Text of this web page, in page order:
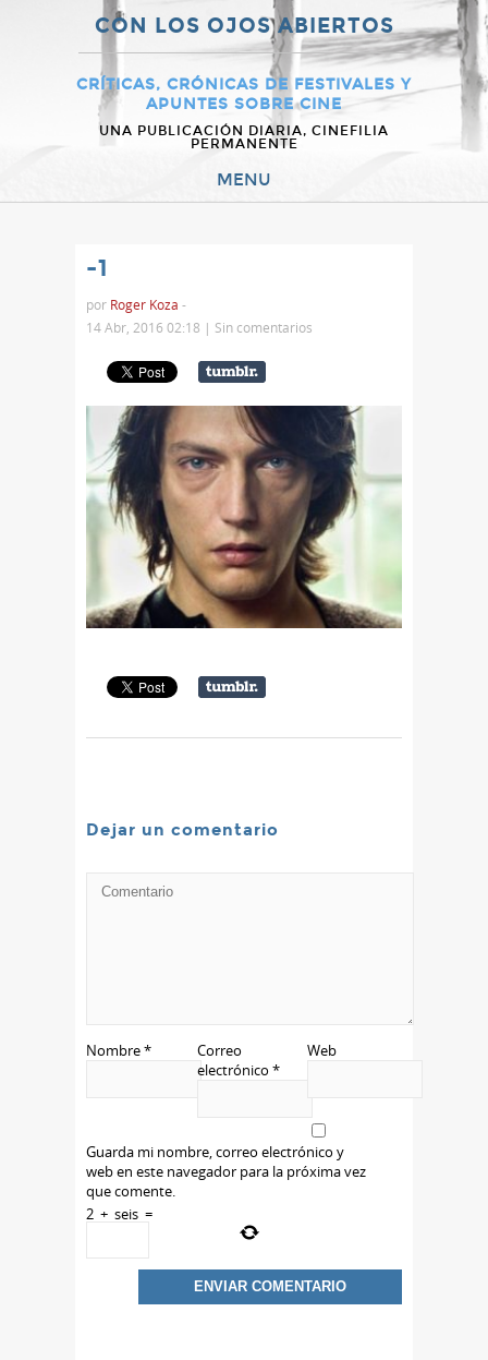
CON LOS OJOS ABIERTOS
CRÍTICAS, CRÓNICAS DE FESTIVALES Y
APUNTES SOBRE CINE
UNA PUBLICACIÓN DIARIA, CINEFILIA
PERMANENTE
MENU
-1
por Roger Koza -
14 Abr, 2016 02:18 | Sin comentarios
Dejar un comentario
Nombre*
Correo
electrónico *
Web
Guarda mi nombre, correo electrónico y
web en este navegador para la próxima vez
que comente.
2 + seis =